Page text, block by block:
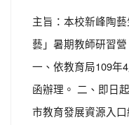
主旨：本校新峰陶
藝」暑期教師研習
一、依教育局109年
函辦理。 二、即日
市教育發展資源入